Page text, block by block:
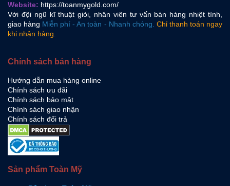
Website: https://toanmygold.com/
Với đội ngũ kĩ thuật giỏi, nhân viên tư vấn bán hàng nhiệt tình,
giao hàng Miễn phí - An toàn - Nhanh chóng. Chỉ thanh toán ngay
khi nhận hàng.
Chính sách bán hàng
Hướng dẫn mua hàng online
Chính sách ưu đãi
Chính sách bảo mật
Chính sách giao nhận
Chính sách đổi trả
Sản phẩm Toàn Mỹ